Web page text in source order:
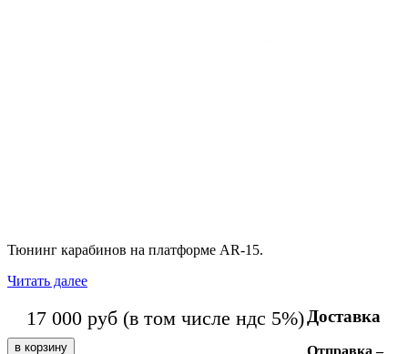
Тюнинг карабинов на платформе AR-15.
Читать далее
17 000 руб (в том числе ндс 5%) Доставка